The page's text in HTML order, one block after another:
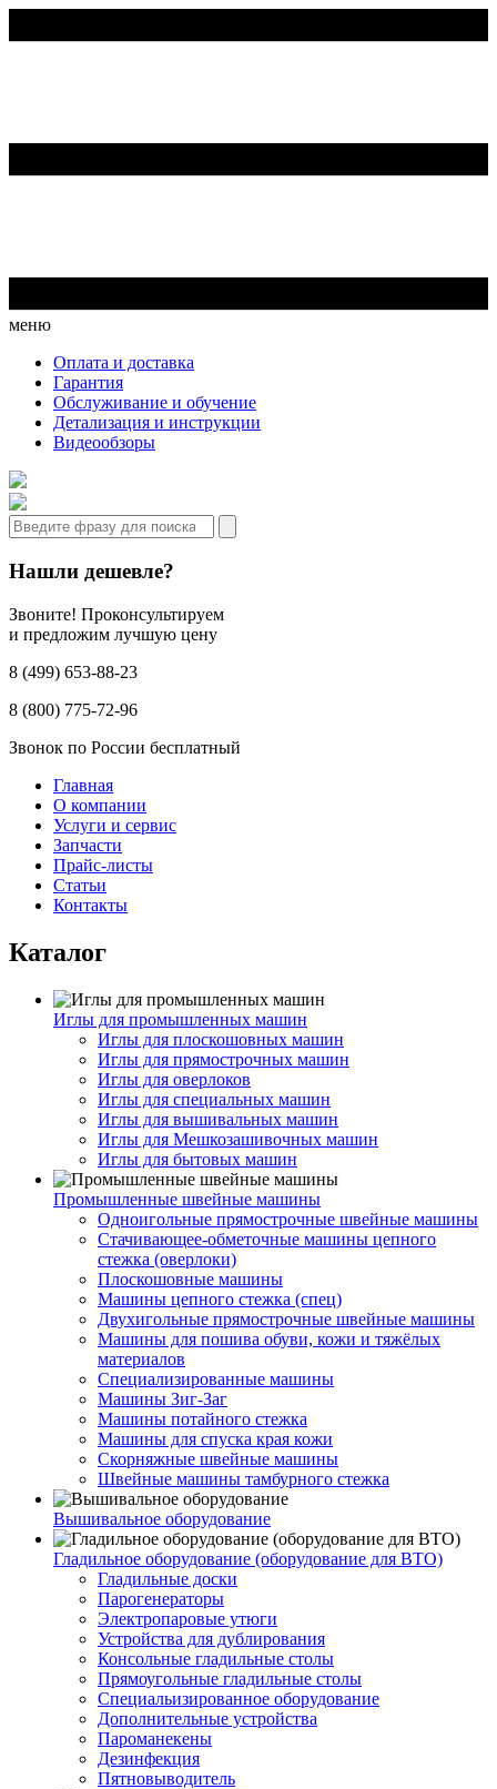
меню
Оплата и доставка
Гарантия
Обслуживание и обучение
Детализация и инструкции
Видеообзоры
Нашли дешевле?
Звоните! Проконсультируем
и предложим лучшую цену
8 (499) 653-88-23
8 (800) 775-72-96
Звонок по России бесплатный
Главная
О компании
Услуги и сервис
Запчасти
Прайс-листы
Статьи
Контакты
Каталог
Иглы для промышленных машин
Иглы для плоскошовных машин
Иглы для прямострочных машин
Иглы для оверлоков
Иглы для специальных машин
Иглы для вышивальных машин
Иглы для Мешкозашивочных машин
Иглы для бытовых машин
Промышленные швейные машины
Одноигольные прямострочные швейные машины
Стачивающее-обметочные машины цепного
стежка (оверлоки)
Плоскошовные машины
Машины цепного стежка (спец)
Двухигольные прямострочные швейные машины
Машины для пошива обуви, кожи и тяжёлых
материалов
Специализированные машины
Машины Зиг-Заг
Машины потайного стежка
Машины для спуска края кожи
Скорняжные швейные машины
Швейные машины тамбурного стежка
Вышивальное оборудование
Гладильное оборудование (оборудование для ВТО)
Гладильные доски
Парогенераторы
Электропаровые утюги
Устройства для дублирования
Консольные гладильные столы
Прямоугольные гладильные столы
Специальизированное оборудование
Дополнительные устройства
Пароманекены
Дезинфекция
Пятновыводитель